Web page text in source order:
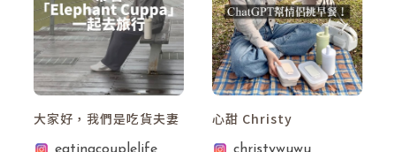
大家好，我們是吃貨夫妻 心甜 Christy